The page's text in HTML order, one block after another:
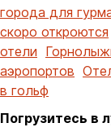
города для
скоро откроются
отели
аэропортов
в гольф
Погрузитесь в